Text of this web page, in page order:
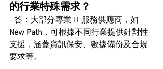
的行業特殊需求？
- 答：大部分專業 IT 服務供應商，如
New Path ，可根據不同行業提供針對性
支援，涵蓋資訊保安、數據備份及合規
要求等。